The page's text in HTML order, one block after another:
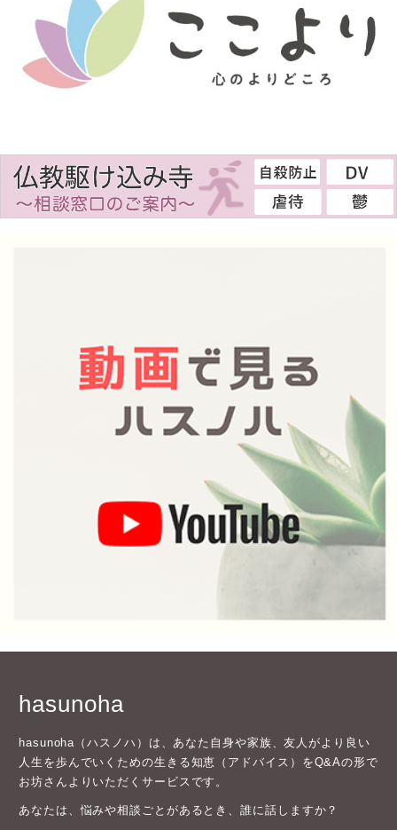
hasunoha
hasunoha（ハスノハ）は、あなた自身や家族、友人がより良い
人生を歩んでいくための生きる知恵（アドバイス）をQ&Aの形で
お坊さんよりいただくサービスです。
あなたは、悩みや相談ごとがあるとき、誰に話しますか？